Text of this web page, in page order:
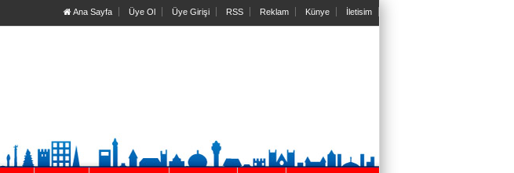
Ana Sayfa Üye Ol Üye Girişi RSS Reklam Künye İletisim